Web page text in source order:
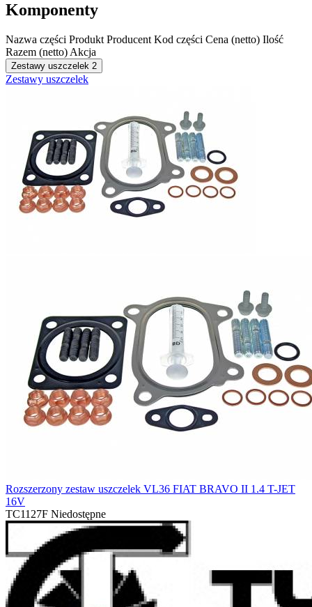
Komponenty
Nazwa części Produkt Producent Kod części Cena (netto) Ilość
Razem (netto) Akcja
Zestawy uszczelek 2
Zestawy uszczelek
Rozszerzony zestaw uszczelek VL36 FIAT BRAVO II 1.4 T-JET
16V
TC1127F Niedostępne